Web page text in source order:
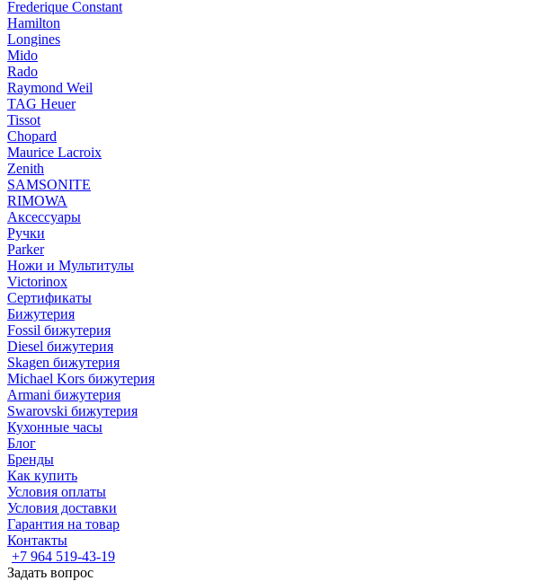
Frederique Constant
Hamilton
Longines
Mido
Rado
Raymond Weil
TAG Heuer
Tissot
Chopard
Maurice Lacroix
Zenith
SAMSONITE
RIMOWA
Аксессуары
Ручки
Parker
Ножи и Мультитулы
Victorinox
Сертификаты
Бижутерия
Fossil бижутерия
Diesel бижутерия
Skagen бижутерия
Michael Kors бижутерия
Armani бижутерия
Swarovski бижутерия
Кухонные часы
Блог
Бренды
Как купить
Условия оплаты
Условия доставки
Гарантия на товар
Контакты
+7 964 519-43-19
Задать вопрос